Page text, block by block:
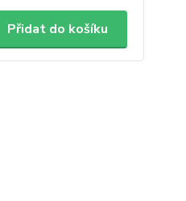
Přidat do košíku